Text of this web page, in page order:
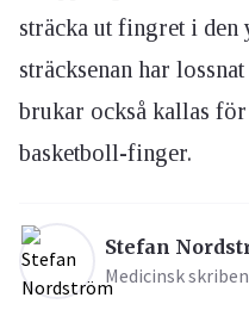
sträcka ut fingret i den
sträcksenan har
brukar också kallas
basketboll-finger.
Stefan
Medicinsk